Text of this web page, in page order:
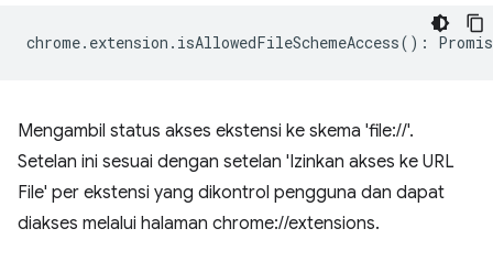
chrome. extension . isAllowedFileSchemeAccess() :
Mengambil status akses ekstensi ke skema 'file://'.
Setelan ini sesuai dengan setelan 'Izinkan akses ke URL
File' per ekstensi yang dikontrol pengguna dan dapat
diakses melalui halaman chrome://extensions.